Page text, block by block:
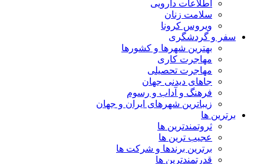
اطلاعات دارویی
سلامت زنان
ویروس کرونا
سفر و گردشگری
بهترین شهرها و کشورها
مهاجرت کاری
مهاجرت تحصیلی
جاهای دیدنی جهان
فرهنگ و آداب و رسوم
زیباترین شهرهای ایران و جهان
برترین ها
ثروتمندترین ها
عجیب ترین ها
برترین برندها و شرکت ها
قدرتمندترین ها